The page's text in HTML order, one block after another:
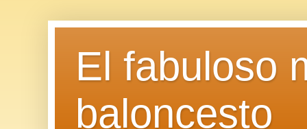
El fabuloso
baloncesto